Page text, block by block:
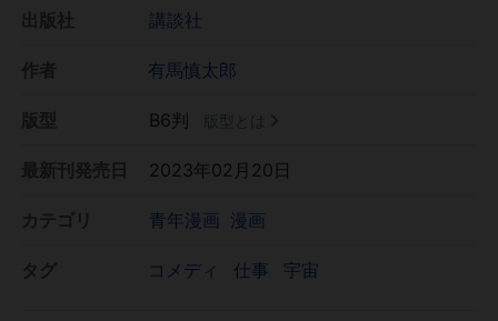
講談社
有馬慎太郎
B6判
2023年02月20日
青年漫画 漫画
コメディ 仕事 宇宙